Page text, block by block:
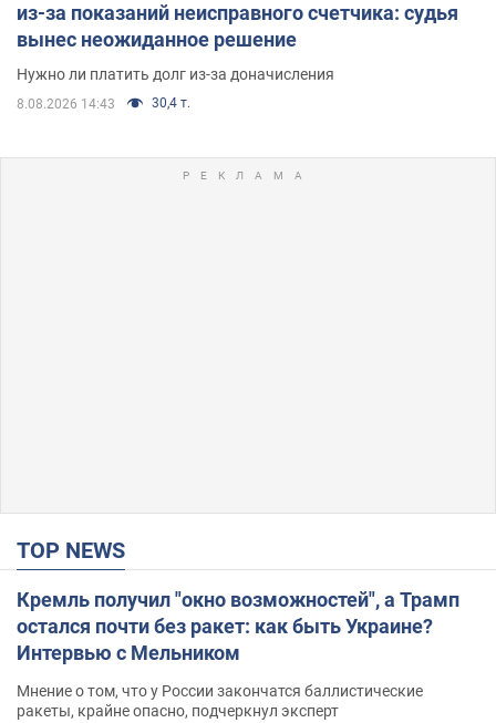
из-за показаний неисправного счетчика: судья
вынес неожиданное решение
Нужно ли платить долг из-за доначисления
8.08.2026 14:43 30,4 т.
TOP NEWS
Кремль получил "окно возможностей", а Трамп
остался почти без ракет: как быть Украине?
Интервью с Мельником
Мнение о том, что у России закончатся баллистические
ракеты, крайне опасно, подчеркнул эксперт